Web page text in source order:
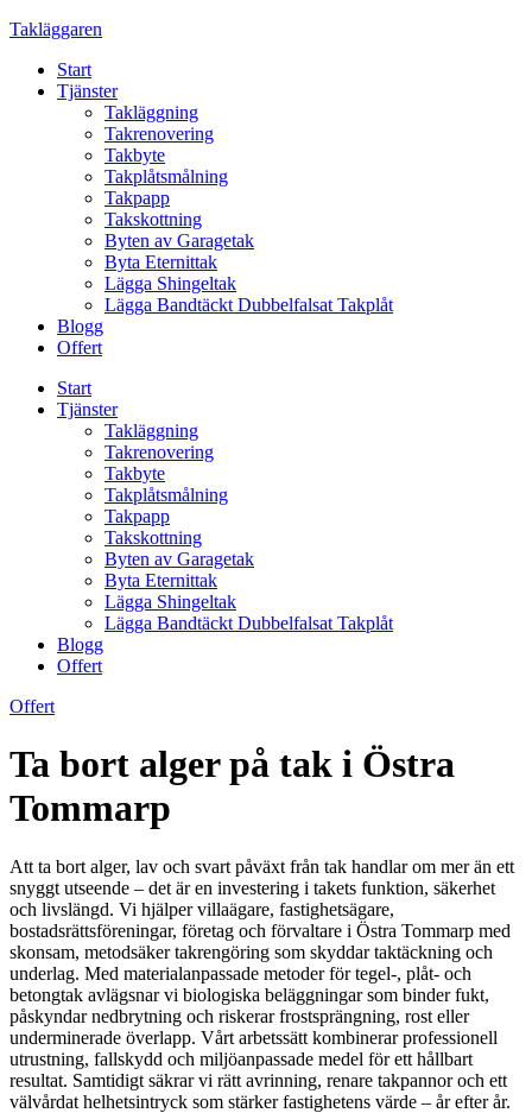
Skip
content
Takläggaren
Start
Tjänster
Takläggning
Takrenovering
Takbyte
Takplåtsmålning
Takpapp
Takskottning
Byten av Garagetak
Byta Eternittak
Lägga Shingeltak
Lägga Bandtäckt Dubbelfalsat Takplåt
Blogg
Offert
Start
Tjänster
Takläggning
Takrenovering
Takbyte
Takplåtsmålning
Takpapp
Takskottning
Byten av Garagetak
Byta Eternittak
Lägga Shingeltak
Lägga Bandtäckt Dubbelfalsat Takplåt
Blogg
Offert
Offert
Ta bort alger på tak i Östra
Tommarp
Att ta bort alger, lav och svart påväxt från tak handlar om mer än ett
snyggt utseende – det är en investering i takets funktion, säkerhet
och livslängd. Vi hjälper villaägare, fastighetsägare,
bostadsrättsföreningar, företag och förvaltare i Östra Tommarp med
skonsam, metodsäker takrengöring som skyddar taktäckning och
underlag. Med materialanpassade metoder för tegel-, plåt- och
betongtak avlägsnar vi biologiska beläggningar som binder fukt,
påskyndar nedbrytning och riskerar frostsprängning, rost eller
underminerade överlapp. Vårt arbetssätt kombinerar professionell
utrustning, fallskydd och miljöanpassade medel för ett hållbart
resultat. Samtidigt säkrar vi rätt avrinning, renare takpannor och ett
välvårdat helhetsintryck som stärker fastighetens värde – år efter år.